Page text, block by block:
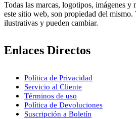
Todas las marcas, logotipos, imágenes y
este sitio web, son propiedad del mismo.
ilustrativas y pueden cambiar.
Enlaces Directos
Política de Privacidad
Servicio al Cliente
Términos de uso
Política de Devoluciones
Suscripción a Boletín